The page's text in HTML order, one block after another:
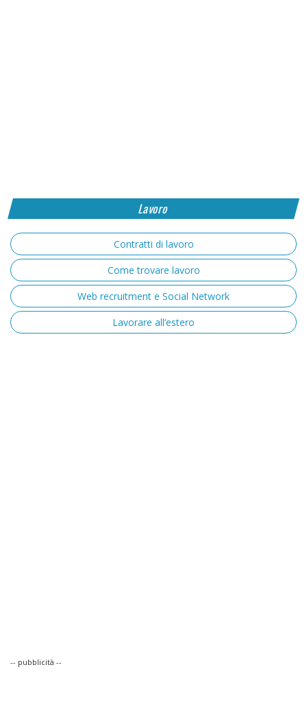
Lavoro
Contratti di lavoro
Come trovare lavoro
Web recruitment e Social Network
Lavorare all’estero
-- pubblicità --